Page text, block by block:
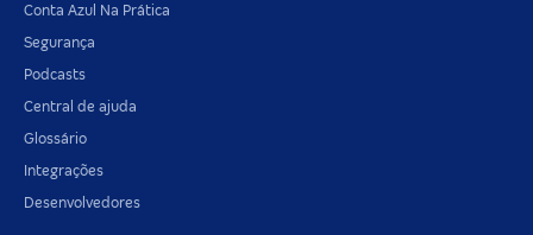
Conta Azul Na Prática
Segurança
Podcasts
Central de ajuda
Glossário
Integrações
Desenvolvedores